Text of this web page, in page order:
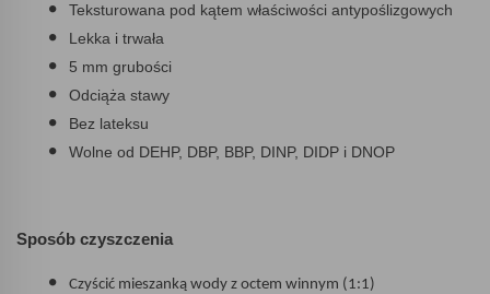
Teksturowana pod kątem właściwości antypoślizgowych
Lekka i trwała
5 mm grubości
Odciąża stawy
Bez lateksu
Wolne od DEHP, DBP, BBP, DINP, DIDP i DNOP
Sposób czyszczenia
Czyścić mieszanką wody z octem winnym (1:1)